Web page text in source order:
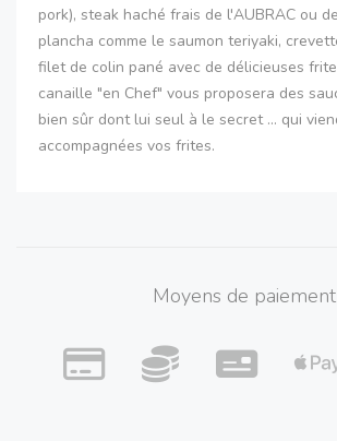
pork), steak haché frais de l'AUBRAC ou
plancha comme le saumon teriyaki,
filet de colin pané avec de délicieuses
canaille "en Chef" vous proposera des
bien sûr dont lui seul à le secret ... qui
accompagnées vos frites.
Moyens de paiement